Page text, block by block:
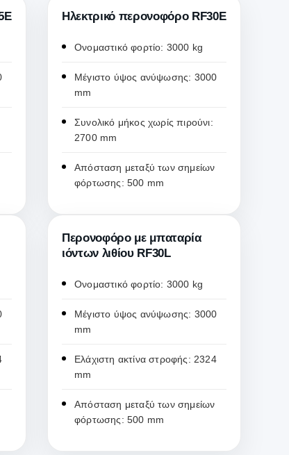
Ηλεκτρικό περονοφόρο RF30E
Ονομαστικό φορτίο: 3000 kg
Μέγιστο ύψος ανύψωσης: 3000
mm
Συνολικό μήκος χωρίς πιρούνι:
2700 mm
Απόσταση μεταξύ των σημείων
φόρτωσης: 500 mm
Περονοφόρο με μπαταρία
ιόντων λιθίου RF30L
Ονομαστικό φορτίο: 3000 kg
Μέγιστο ύψος ανύψωσης: 3000
mm
Ελάχιστη ακτίνα στροφής: 2324
mm
Απόσταση μεταξύ των σημείων
φόρτωσης: 500 mm